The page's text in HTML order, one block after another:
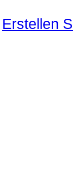
Erstellen